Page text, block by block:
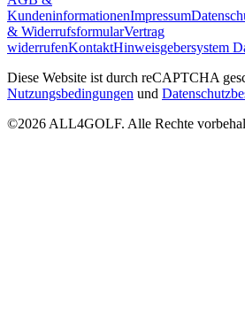
KundeninformationenImpressum
& WiderrufsformularVertrag
widerrufenKontaktHinweisgebersystem
Diese Website ist durch reCAPTCHA
Nutzungsbedingungen und
©2026 ALL4GOLF. Alle Rechte